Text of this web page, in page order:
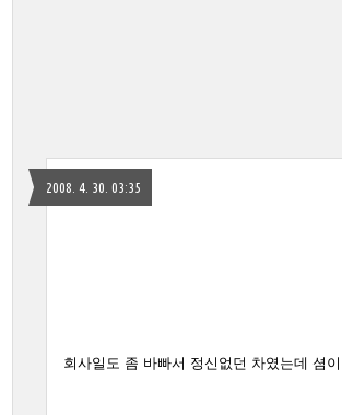
2008. 4. 30. 03:35
회사일도 좀 바빠서 정신없던 차였는데 셤